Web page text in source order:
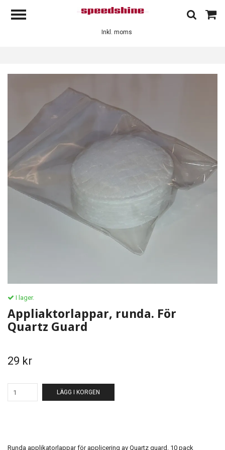
Inkl. moms
I lager.
Appliaktorlappar, runda. För
Quartz Guard
29 kr
LÄGG I KORGEN
Runda applikatorlappar för applicering av Quartz guard. 10 pack